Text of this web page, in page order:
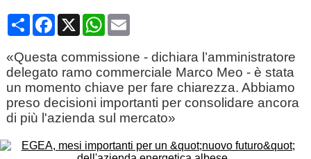
CondividiFacebook
X WhatsApp
Email
«Questa commissione - dichiara l’amministratore
delegato ramo commerciale Marco Meo - è stata
un momento chiave per fare chiarezza. Abbiamo
preso decisioni importanti per consolidare ancora
di più l'azienda sul mercato»